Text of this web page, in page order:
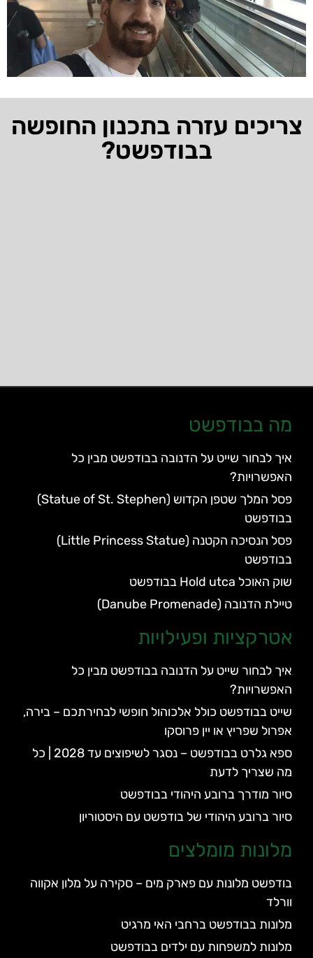
צריכים עזרה בתכנון החופשה
בבודפשט?
מה בבודפשט
איך לבחור שייט על הדנובה בבודפשט מבין כל
האפשרויות?
פסל המלך שטפן הקדוש (Statue of St. Stephen)
בבודפשט
פסל הנסיכה הקטנה (Little Princess Statue)
בבודפשט
שוק האוכל Hold utca בבודפשט
טיילת הדנובה (Danube Promenade)
אטרקציות ופעילויות
איך לבחור שייט על הדנובה בבודפשט מבין כל
האפשרויות?
שייט בבודפשט כולל אלכוהול חופשי לבחירתכם – בירה,
אפרול שפריץ או יין פרוסקו
ספא גלרט בבודפשט – נסגר לשיפוצים עד 2028 | כל
מה שצריך לדעת
סיור מודרך ברובע היהודי בבודפשט
סיור ברובע היהודי של בודפשט עם היסטוריון
מלונות מומלצים
בודפשט מלונות עם פארק מים – סקירה על מלון אקווה
וורלד
מלונות בבודפשט ברחבי האי מרגיט
מלונות למשפחות עם ילדים בבודפשט